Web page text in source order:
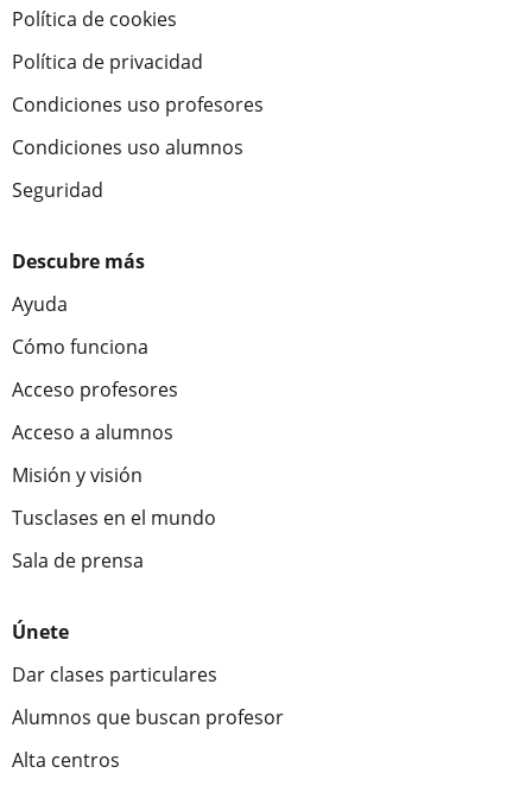
Política de cookies
Política de privacidad
Condiciones uso profesores
Condiciones uso alumnos
Seguridad
Descubre más
Ayuda
Cómo funciona
Acceso profesores
Acceso a alumnos
Misión y visión
Tusclases en el mundo
Sala de prensa
Únete
Dar clases particulares
Alumnos que buscan profesor
Alta centros